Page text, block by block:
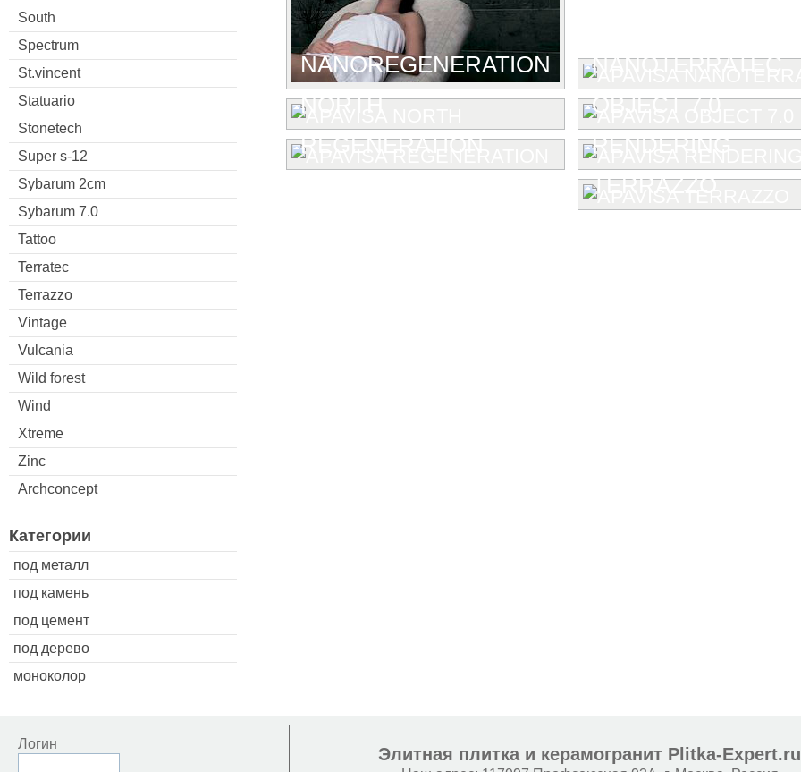
South
Spectrum
St.vincent
Statuario
Stonetech
Super s-12
Sybarum 2cm
Sybarum 7.0
Tattoo
Terratec
Terrazzo
Vintage
Vulcania
Wild forest
Wind
Xtreme
Zinc
Archconcept
Категории
под металл
под камень
под цемент
под дерево
моноколор
NANOREGENERATION NANOTERRATEC
NORTH
OBJECT 7.0
REGENERATION
RENDERING
TERRAZZO
Логин
Элитная плитка и керамогранит Plitka-Expert.ru